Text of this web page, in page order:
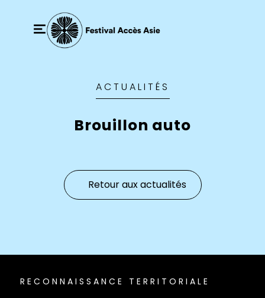
ACTUALITÉS
Brouillon auto
Retour aux actualités
RECONNAISSANCE TERRITORIALE